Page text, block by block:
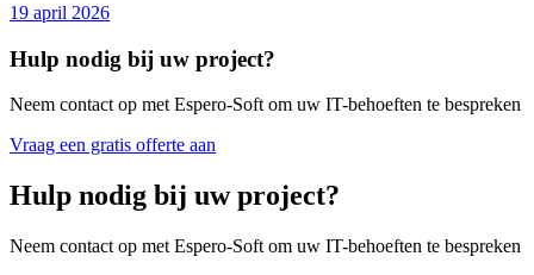
19 april 2026
Hulp nodig bij uw project?
Neem contact op met Espero-Soft om uw IT-behoeften te bespreken
Vraag een gratis offerte aan
Hulp nodig bij uw project?
Neem contact op met Espero-Soft om uw IT-behoeften te bespreken